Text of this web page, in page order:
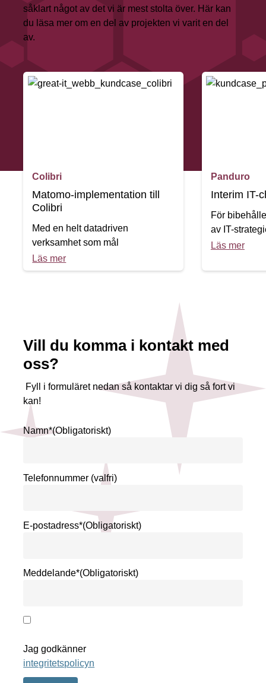
såklart något av det vi är mest stolta över. Här kan
du läsa mer om en del av projekten vi varit en del
av.
Colibri
Matomo-implementation till
Colibri
Med en helt datadriven
verksamhet som mål
Läs mer
Panduro
Interim IT-
För
av IT-
Läs mer
Vill du komma i kontakt med
oss?
Fyll i formuläret nedan så kontaktar vi dig så fort vi
kan!
Namn*(Obligatoriskt)
Telefonnummer (valfri)
E-postadress*(Obligatoriskt)
Meddelande*(Obligatoriskt)
Jag godkänner
integritetspolicyn